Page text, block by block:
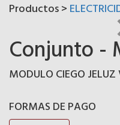
Productos >
Conjunto -
MODULO CIEGO
FORMAS DE PAGO